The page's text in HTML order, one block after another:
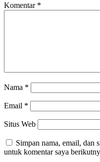
Komentar *
Nama *
Email *
Situs Web
Simpan nama, email, dan
untuk komentar saya